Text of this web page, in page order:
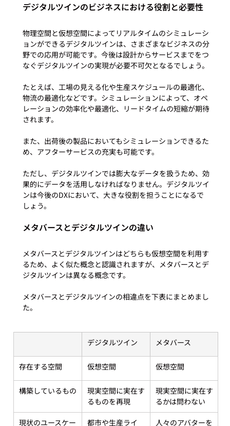
デジタルツインのビジネスにおける役割と必要性
物理空間と仮想空間によってリアルタイムのシミュレーシ
ョンができるデジタルツインは、さまざまなビジネスの分
野での応用が可能です。今後は設計からサービスまでをつ
なぐデジタルツインの実現が必要不可欠となるでしょう。
たとえば、工場の見える化や生産スケジュールの最適化、
物流の最適化などです。シミュレーションによって、オペ
レーションの効率化や最適化、リードタイムの短縮が期待
されます。
また、出荷後の製品においてもシミュレーションできるた
め、アフターサービスの充実も可能です。
ただし、デジタルツインでは膨大なデータを扱うため、効
果的にデータを活用しなければなりません。デジタルツイ
ンは今後のDXにおいて、大きな役割を担うことになるで
メタバースとデジタルツインの違い
メタバースとデジタルツインはどちらも仮想空間を利用す
るため、よく似た概念と認識されますが、メタバースとデ
ジタルツインは異なる概念です。
メタバースとデジタルツインの相違点を下表にまとめまし
デジタルツイン メタバース
存在する空間 仮想空間 仮想空間
構築しているもの
現実空間に実在す
るものを再現
現実空間に実在す
るかは問わない
現状のユースケー
都市や生産ライ
人々のアバターを